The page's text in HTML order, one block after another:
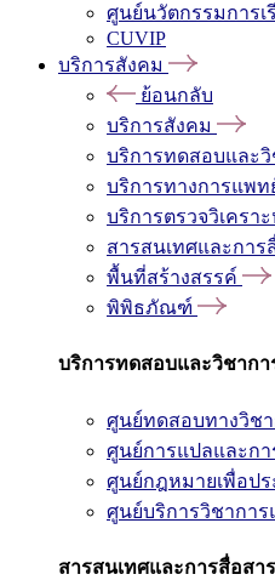
ศูนย์นวัตกรรมการเ
CUVIP
บริการสังคม
ย้อนกลับ
บริการสังคม
บริการทดสอบและวิ
บริการทางการแพท
บริการตรวจวิเคร
สารสนเทศและการ
พื้นที่สร้างสรรค์
พิพิธภัณฑ์
บริการทดสอบและวิชากา
ศูนย์ทดสอบทางวิช
ศูนย์การแปลและกา
ศูนย์กฎหมายเพื่อป
ศูนย์บริการวิชากา
สารสนเทศและการสื่อสาร